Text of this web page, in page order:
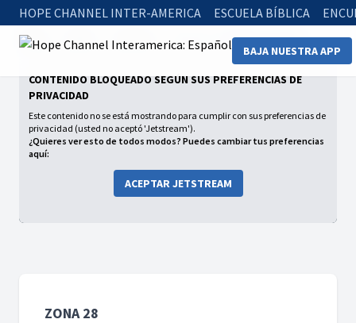
HOPE CHANNEL INTER-AMERICA ESCUELA BÍBLICA
BAJA NUESTRA APP
Home Zona 28 - El Regalo de Papá
CONTENIDO BLOQUEADO SEGÚN SUS PREFERENCIAS DE
PRIVACIDAD
Este contenido no se está mostrando para cumplir con sus preferencias de
privacidad (usted no aceptó 'Jetstream').
¿Quieres ver esto de todos modos? Puedes cambiar tus preferencias
aquí:
ACEPTAR JETSTREAM
ZONA 28